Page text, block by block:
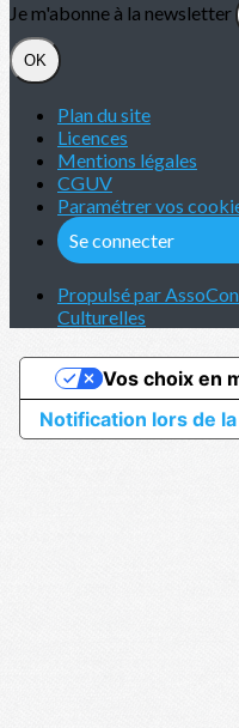
Je m'abonne à la newsletter
OK
Plan du site
Licences
Mentions légales
CGUV
Paramétrer vos
Se connecter
Propulsé par
Culturelles
Notification lors de
Vos choix en